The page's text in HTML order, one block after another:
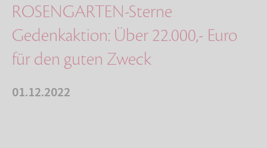
ROSENGARTEN-Sterne
Gedenkaktion: Über 22.000,- Euro
für den guten Zweck
01.12.2022